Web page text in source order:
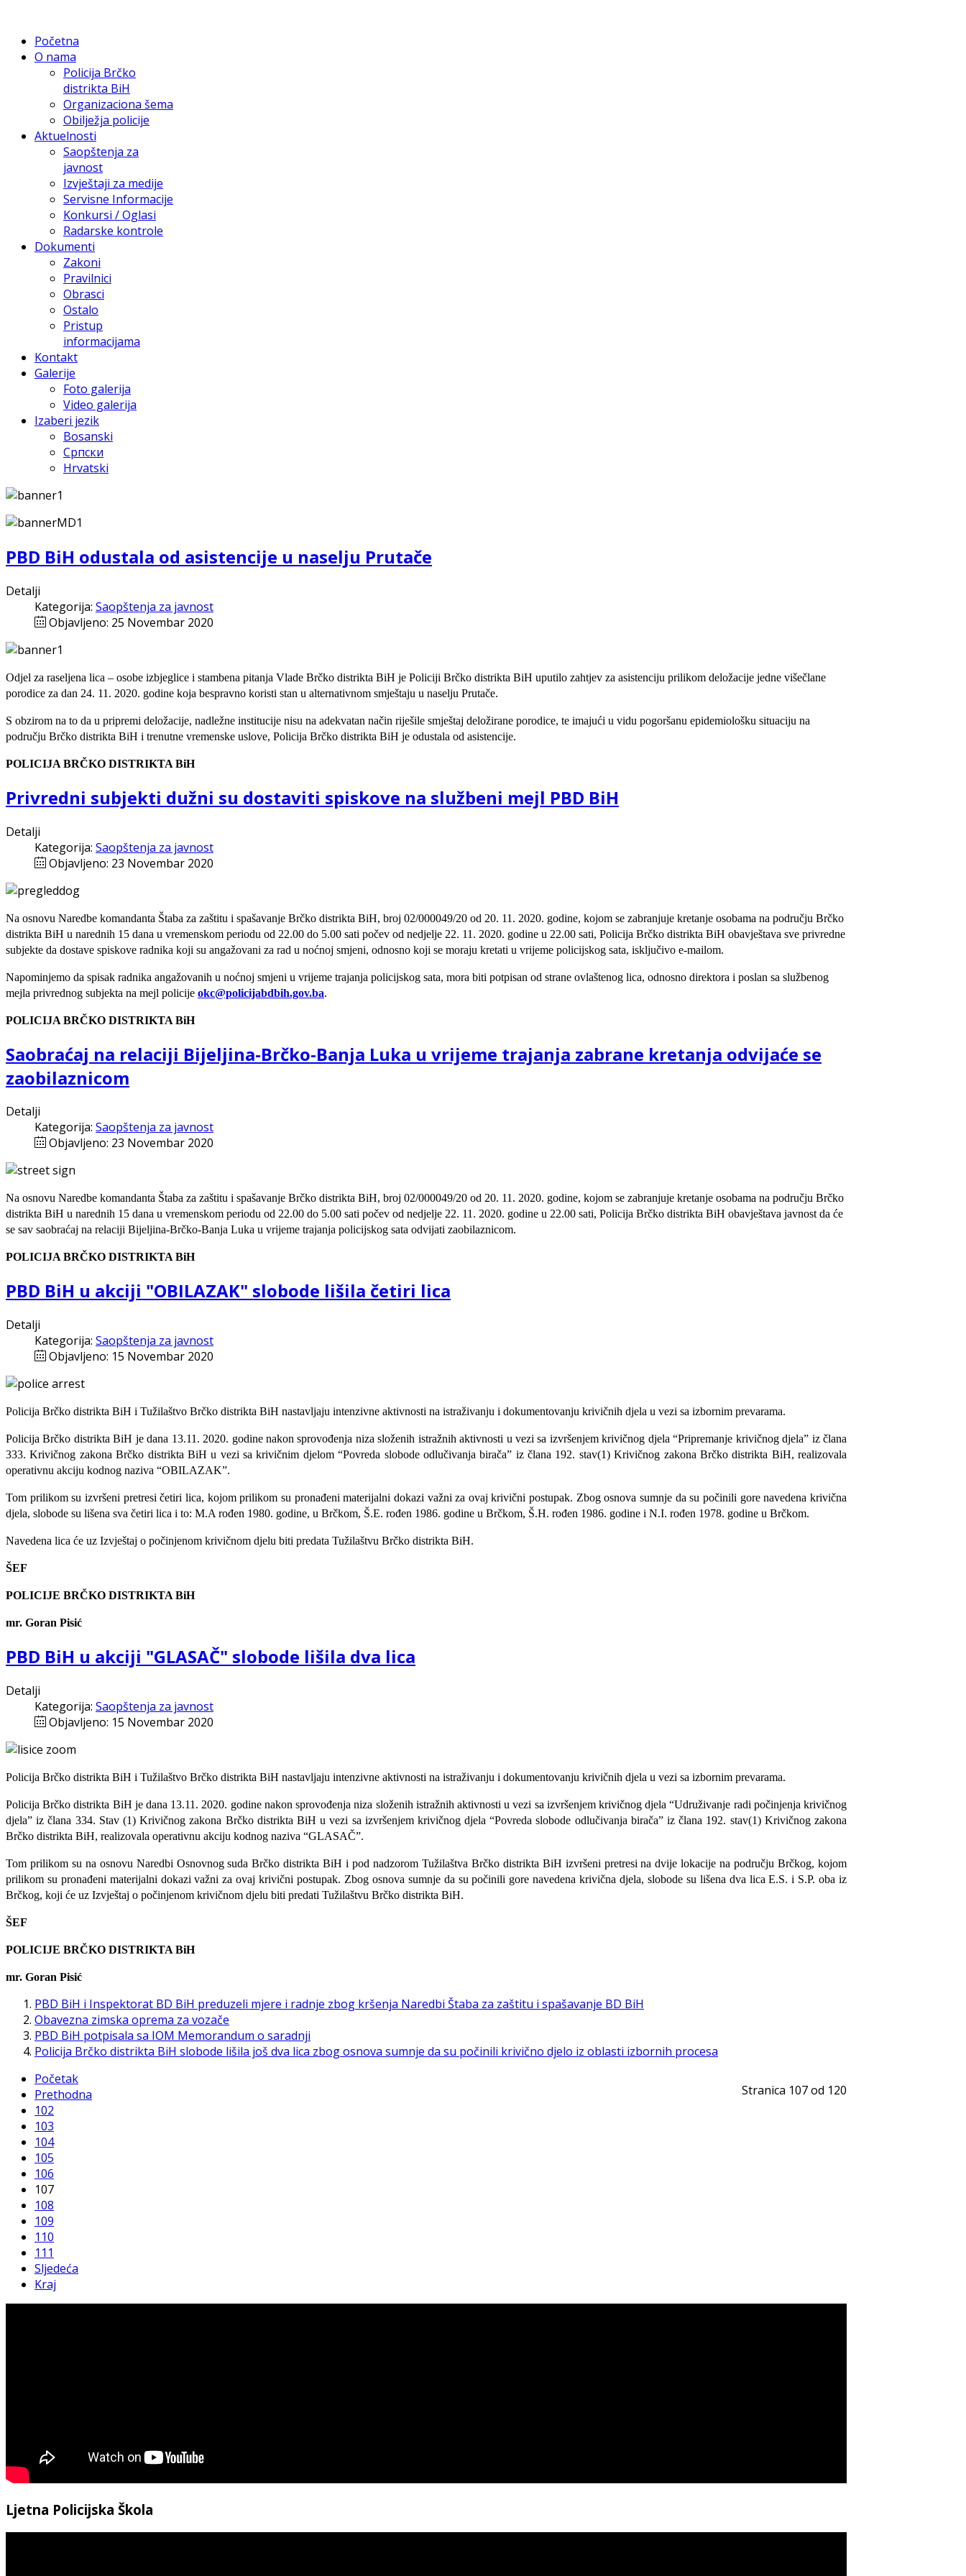
Početna
O nama
Policija Brčko
distrikta BiH
Organizaciona šema
Obilježja policije
Aktuelnosti
Saopštenja za
javnost
Izvještaji za medije
Servisne Informacije
Konkursi / Oglasi
Radarske kontrole
Dokumenti
Zakoni
Pravilnici
Obrasci
Ostalo
Pristup
informacijama
Kontakt
Galerije
Foto galerija
Video galerija
Izaberi jezik
Bosanski
Српски
Hrvatski
PBD BiH odustala od asistencije u naselju Prutače
Detalji
Kategorija: Saopštenja za javnost
Objavljeno: 25 Novembar 2020
Odjel za raseljena lica – osobe izbjeglice i stambena pitanja Vlade Brčko distrikta BiH je Policiji Brčko distrikta BiH uputilo zahtjev za asistenciju prilikom deložacije jedne višečlane
porodice za dan 24. 11. 2020. godine koja bespravno koristi stan u alternativnom smještaju u naselju Prutače.
S obzirom na to da u pripremi deložacije, nadležne institucije nisu na adekvatan način riješile smještaj deložirane porodice, te imajući u vidu pogoršanu epidemiološku situaciju na
području Brčko distrikta BiH i trenutne vremenske uslove, Policija Brčko distrikta BiH je odustala od asistencije.
POLICIJA BRČKO DISTRIKTA BiH
Privredni subjekti dužni su dostaviti spiskove na službeni mejl PBD BiH
Detalji
Kategorija: Saopštenja za javnost
Objavljeno: 23 Novembar 2020
Na osnovu Naredbe komandanta Štaba za zaštitu i spašavanje Brčko distrikta BiH, broj 02/000049/20 od 20. 11. 2020. godine, kojom se zabranjuje kretanje osobama na području Brčko
distrikta BiH u narednih 15 dana u vremenskom periodu od 22.00 do 5.00 sati počev od nedjelje 22. 11. 2020. godine u 22.00 sati, Policija Brčko distrikta BiH obavještava sve privredne
subjekte da dostave spiskove radnika koji su angažovani za rad u noćnoj smjeni, odnosno koji se moraju kretati u vrijeme policijskog sata, isključivo e-mailom.
Napominjemo da spisak radnika angažovanih u noćnoj smjeni u vrijeme trajanja policijskog sata, mora biti potpisan od strane ovlaštenog lica, odnosno direktora i poslan sa službenog
mejla privrednog subjekta na mejl policije okc@policijabdbih.gov.ba.
POLICIJA BRČKO DISTRIKTA BiH
Saobraćaj na relaciji Bijeljina-Brčko-Banja Luka u vrijeme trajanja zabrane kretanja odvijaće se
zaobilaznicom
Detalji
Kategorija: Saopštenja za javnost
Objavljeno: 23 Novembar 2020
Na osnovu Naredbe komandanta Štaba za zaštitu i spašavanje Brčko distrikta BiH, broj 02/000049/20 od 20. 11. 2020. godine, kojom se zabranjuje kretanje osobama na području Brčko
distrikta BiH u narednih 15 dana u vremenskom periodu od 22.00 do 5.00 sati počev od nedjelje 22. 11. 2020. godine u 22.00 sati, Policija Brčko distrikta BiH obavještava javnost da će
se sav saobraćaj na relaciji Bijeljina-Brčko-Banja Luka u vrijeme trajanja policijskog sata odvijati zaobilaznicom.
POLICIJA BRČKO DISTRIKTA BiH
PBD BiH u akciji "OBILAZAK" slobode lišila četiri lica
Detalji
Kategorija: Saopštenja za javnost
Objavljeno: 15 Novembar 2020
Policija Brčko distrikta BiH i Tužilaštvo Brčko distrikta BiH nastavljaju intenzivne aktivnosti na istraživanju i dokumentovanju krivičnih djela u vezi sa izbornim prevarama.
Policija Brčko distrikta BiH je dana 13.11. 2020. godine nakon sprovođenja niza složenih istražnih aktivnosti u vezi sa izvršenjem krivičnog djela“Pripremanje krivičnog djela” iz člana
333. Krivičnog zakona Brčko distrikta BiH u vezi sa krivičnim djelom “Povreda slobode odlučivanja birača” iz člana 192. stav(1) Krivičnog zakona Brčko distrikta BiH, realizovala
operativnu akciju kodnog naziva “OBILAZAK”.
Tom prilikom su izvršeni pretresičetiri lica, kojom prilikom su pronađeni materijalni dokazi važni za ovaj krivični postupak. Zbog osnova sumnje da su počinili gore navedena krivična
djela, slobode su lišena sva četiri lica i to: M.A rođen 1980. godine, u Brčkom, Š.E. rođen 1986. godine u Brčkom, Š.H. rođen 1986. godine i N.I. rođen 1978. godine u Brčkom.
Navedena lica će uz Izvještaj o počinjenom krivičnom djelu biti predata Tužilaštvu Brčko distrikta BiH.
ŠEF
POLICIJE BRČKO DISTRIKTA BiH
mr. Goran Pisić
PBD BiH u akciji "GLASAČ" slobode lišila dva lica
Detalji
Kategorija: Saopštenja za javnost
Objavljeno: 15 Novembar 2020
Policija Brčko distrikta BiH i Tužilaštvo Brčko distrikta BiH nastavljaju intenzivne aktivnosti na istraživanju i dokumentovanju krivičnih djela u vezi sa izbornim prevarama.
Policija Brčko distrikta BiH je dana 13.11. 2020. godine nakon sprovođenja niza složenih istražnih aktivnosti u vezi sa izvršenjem krivičnog djela “Udruživanje radi počinjenja krivičnog
djela” iz člana 334. Stav (1) Krivičnog zakona Brčko distrikta BiH u vezi sa izvršenjem krivičnog djela “Povreda slobode odlučivanja birača” iz člana 192. stav(1) Krivičnog zakona
Brčko distrikta BiH, realizovala operativnu akciju kodnog naziva “GLASAČ”.
Tom prilikom su na osnovu Naredbi Osnovnog suda Brčko distrikta BiH i pod nadzorom Tužilaštva Brčko distrikta BiH izvršeni pretresi na dvije lokacije na području Brčkog, kojom
prilikom su pronađeni materijalni dokazi važni za ovaj krivični postupak. Zbog osnova sumnje da su počinili gore navedena krivična djela, slobode su lišena dva lica E.S. i S.P. oba iz
Brčkog, koji će uz Izvještaj o počinjenom krivičnom djelu biti predati Tužilaštvu Brčko distrikta BiH.
ŠEF
POLICIJE BRČKO DISTRIKTA BiH
mr. Goran Pisić
PBD BiH i Inspektorat BD BiH preduzeli mjere i radnje zbog kršenja Naredbi Štaba za zaštitu i spašavanje BD BiH
Obavezna zimska oprema za vozače
PBD BiH potpisala sa IOM Memorandum o saradnji
Policija Brčko distrikta BiH slobode lišila još dva lica zbog osnova sumnje da su počinili krivično djelo iz oblasti izbornih procesa
Stranica 107 od 120
Početak
Prethodna
102
103
104
105
106
107
108
109
110
111
Sljedeća
Kraj
Ljetna Policijska Škola